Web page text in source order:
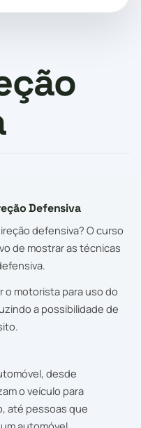
Defensiva
defensiva? O curso
de mostrar as técnicas
o motorista para uso do
a possibilidade de
desde
o veículo para
até pessoas que